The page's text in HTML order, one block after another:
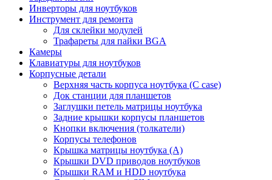
Инверторы для ноутбуков
Инструмент для ремонта
Для склейки модулей
Трафареты для пайки BGA
Камеры
Клавиатуры для ноутбуков
Корпусные детали
Верхняя часть корпуса ноутбука (С case)
Док станции для планшетов
Заглушки петель матрицы ноутбука
Задние крышки корпусы планшетов
Кнопки включения (толкатели)
Корпусы телефонов
Крышка матрицы ноутбука (A)
Крышки DVD приводов ноутбуков
Крышки RAM и HDD ноутбука